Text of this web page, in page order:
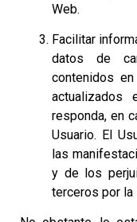
Web.
Facilitar
datos de
contenidos
actualizados
responda, en
Usuario. El
las
y de los
terceros por la